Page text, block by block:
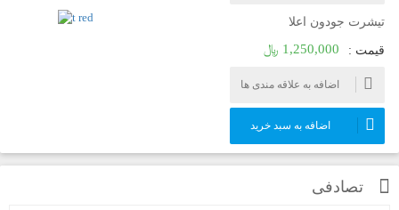
تیشرت جودون اعلا
قیمت : 1,250,000 ﷼
اضافه به علاقه مندی ها
اضافه به سبد خرید
تصادفی